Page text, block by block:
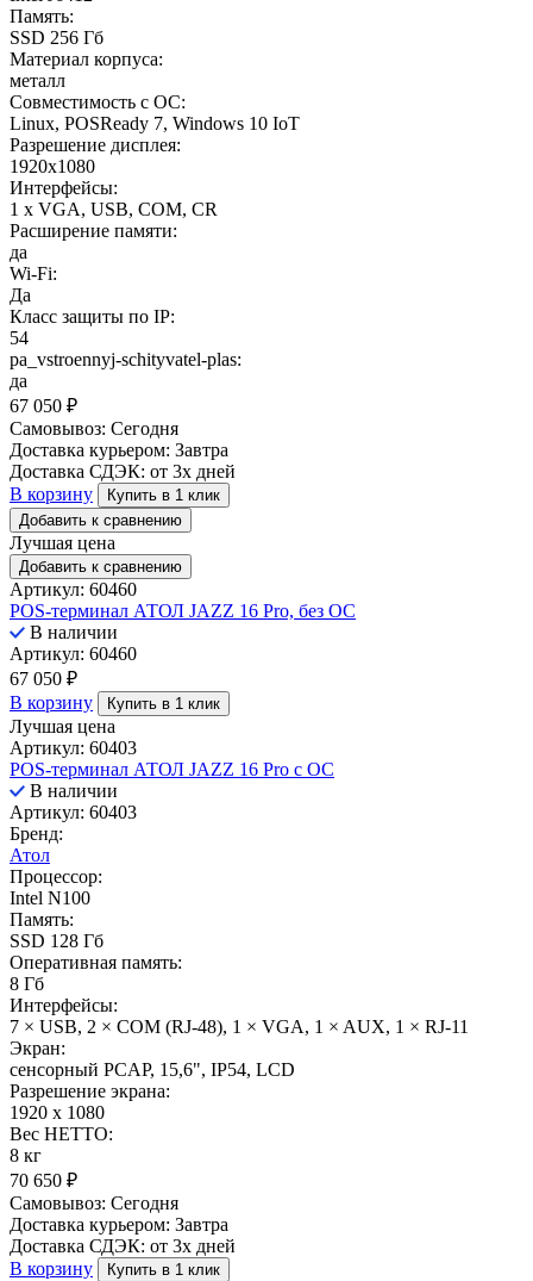
Память:
SSD 256 Гб
Материал корпуса:
металл
Совместимость с ОС:
Linux, POSReady 7, Windows 10 IoT
Разрешение дисплея:
1920x1080
Интерфейсы:
1 x VGA, USB, COM, CR
Расширение памяти:
да
Wi-Fi:
Да
Класс защиты по IP:
54
pa_vstroennyj-schityvatel-plas:
да
67 050 ₽
Самовывоз: Сегодня
Доставка курьером: Завтра
Доставка СДЭК: от 3х дней
В корзину
Купить в 1 клик
Добавить к сравнению
Лучшая цена
Добавить к сравнению
Артикул: 60460
POS-терминал АТОЛ JAZZ 16 Pro, без ОС
В наличии
Артикул: 60460
67 050 ₽
В корзину
Купить в 1 клик
Лучшая цена
Артикул: 60403
POS-терминал АТОЛ JAZZ 16 Pro с ОС
В наличии
Артикул: 60403
Бренд:
Атол
Процессор:
Intel N100
Память:
SSD 128 Гб
Оперативная память:
8 Гб
Интерфейсы:
7 × USB, 2 × COM (RJ-48), 1 × VGA, 1 × AUX, 1 × RJ-11
Экран:
сенсорный PCAP, 15,6", IP54, LCD
Разрешение экрана:
1920 x 1080
Вес НЕТТО:
8 кг
70 650 ₽
Самовывоз: Сегодня
Доставка курьером: Завтра
Доставка СДЭК: от 3х дней
В корзину
Купить в 1 клик